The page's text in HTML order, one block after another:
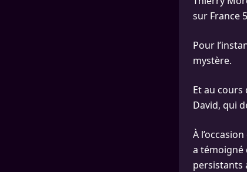
sur France
Pour
mystère.
Et au
David, qui
À
a témoigné
persistants